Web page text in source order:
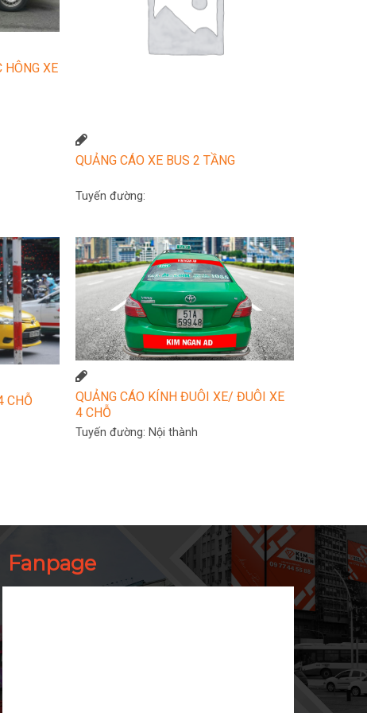
HÔNG XE
QUẢNG CÁO XE BUS 2 TẦNG
Tuyến đường:
CHỖ
QUẢNG CÁO KÍNH ĐUÔI XE/ ĐUÔI XE
4 CHỖ
Tuyến đường: Nội thành
Fanpage